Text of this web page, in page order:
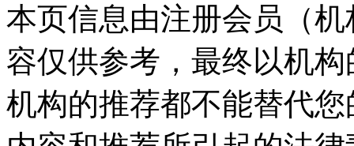
本页信息由注册会员（
容仅供参考，最终以机
机构的推荐都不能替代